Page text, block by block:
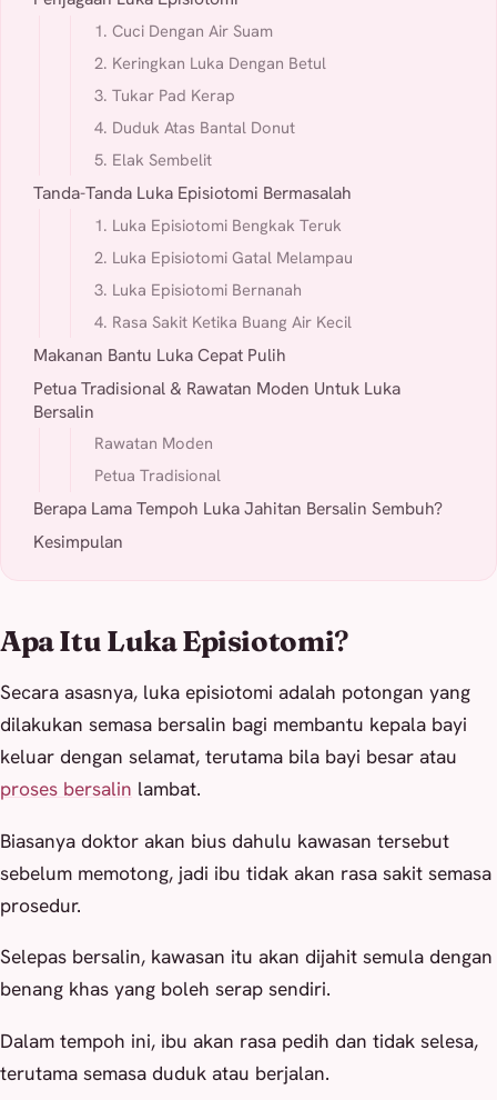
1. Cuci Dengan Air Suam
2. Keringkan Luka Dengan Betul
3. Tukar Pad Kerap
4. Duduk Atas Bantal Donut
5. Elak Sembelit
Tanda-Tanda Luka Episiotomi Bermasalah
1. Luka Episiotomi Bengkak Teruk
2. Luka Episiotomi Gatal Melampau
3. Luka Episiotomi Bernanah
4. Rasa Sakit Ketika Buang Air Kecil
Makanan Bantu Luka Cepat Pulih
Petua Tradisional & Rawatan Moden Untuk Luka
Bersalin
Rawatan Moden
Petua Tradisional
Berapa Lama Tempoh Luka Jahitan Bersalin Sembuh?
Kesimpulan
Apa Itu Luka Episiotomi?
Secara asasnya, luka episiotomi adalah potongan yang
dilakukan semasa bersalin bagi membantu kepala bayi
keluar dengan selamat, terutama bila bayi besar atau
proses bersalin lambat.
Biasanya doktor akan bius dahulu kawasan tersebut
sebelum memotong, jadi ibu tidak akan rasa sakit semasa
prosedur.
Selepas bersalin, kawasan itu akan dijahit semula dengan
benang khas yang boleh serap sendiri.
Dalam tempoh ini, ibu akan rasa pedih dan tidak selesa,
terutama semasa duduk atau berjalan.